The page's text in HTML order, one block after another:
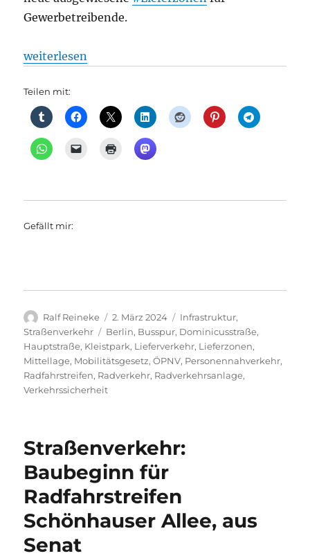
Gewerbetreibende.
„Straßenverkehr: Geschützte Radfahrstreifen,
weiterlesen
Teilen mit:
Gefällt mir:
Autor
Ralf Reineke
Veröffentlicht
am
2. März 2024 Kategorien
Infrastruktur,
Straßenverkehr
Schlagwörter
Berlin, Busspur, Dominicusstraße,
Hauptstraße, Kleistpark, Lieferverkehr, Lieferzonen,
Mittellage, Mobilitätsgesetz,ÖPNV, Personennahverkehr,
Radfahrstreifen, Radverkehr, Radverkehrsanlage,
Verkehrssicherheit
Straßenverkehr:
Baubeginn für
Radfahrstreifen
Schönhauser Allee, aus
Senat